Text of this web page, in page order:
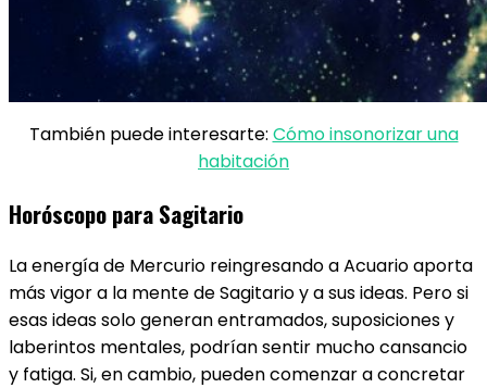
También puede interesarte: Cómo insonorizar una
habitación
Horóscopo para Sagitario
La energía de Mercurio reingresando a Acuario aporta
más vigor a la mente de Sagitario ​y a sus ideas. Pero si
esas ideas solo generan entramados, suposiciones y
laberintos mentales, podrían sentir mucho cansancio
y fatiga. Si, en cambio, pueden comenzar a concretar